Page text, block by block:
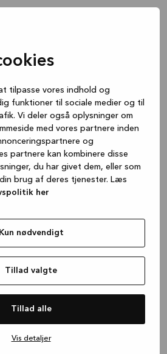
tilpasse vores indhold og
funktioner til sociale medier og til
Vi deler også oplysninger om
med vores partnere inden
og
partnere kan kombinere disse
du har givet dem, eller som
brug af deres tjenester. Læs
her
Kun nødvendigt
Tillad valgte
Tillad alle
Vis detaljer
(see the browser console for more
information).